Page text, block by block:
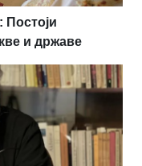
Постоји
и државе